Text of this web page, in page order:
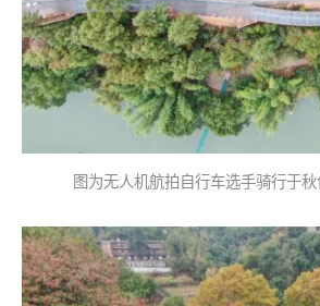
图为无人机航拍自行车选手骑行于